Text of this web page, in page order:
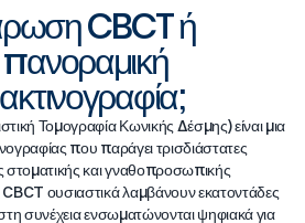
CBCT ή
πανοραμική
Τομογραφία Κωνικής Δέσμης) είναι μια
που παράγει τρισδιάστατες
στοματικής και γναθοπροσωπικής
ουσιαστικά λαμβάνουν εκατοντάδες
συνέχεια ενσωματώνονται ψηφιακά για